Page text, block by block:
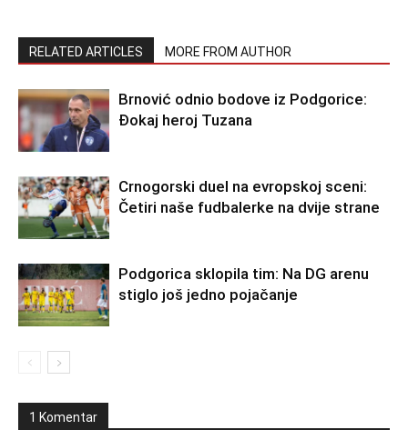
RELATED ARTICLES MORE FROM AUTHOR
Brnović odnio bodove iz Podgorice:
Đokaj heroj Tuzana
Crnogorski duel na evropskoj sceni:
Četiri naše fudbalerke na dvije strane
Podgorica sklopila tim: Na DG arenu
stiglo još jedno pojačanje
1 Komentar